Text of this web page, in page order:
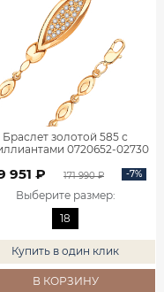
Браслет золотой 585 с
0720652-02730
951 ₽ 171 990 ₽ -7%
Выберите размер:
18
Купить в один клик
В КОРЗИНУ